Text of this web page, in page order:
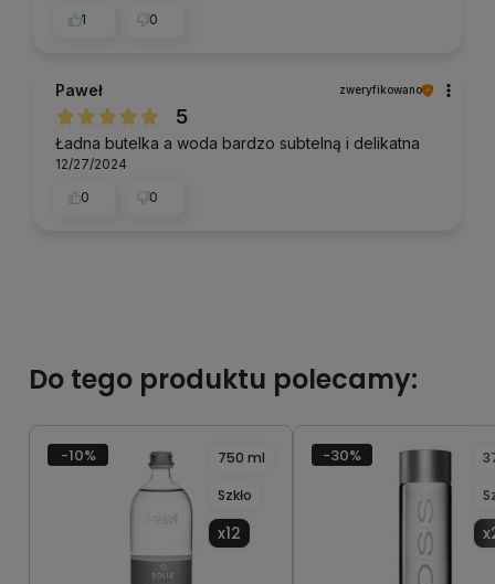
1
0
Paweł zweryfikowano
5
Ładna butelka a woda bardzo subtelną i delikatna
12/27/2024
0
0
Do tego produktu polecamy:
750 ml
Szkło
x12
-10% -30%